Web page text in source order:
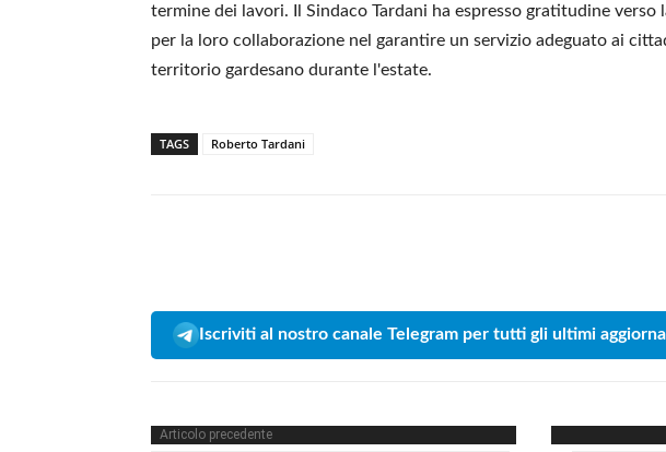
termine dei lavori. Il Sindaco Tardani ha espresso gratitudine verso
per la loro collaborazione nel garantire un servizio adeguato ai
territorio gardesano durante l'estate.
TAGS Roberto Tardani
Iscriviti al nostro canale Telegram per tutti gli ultimi
Articolo precedente